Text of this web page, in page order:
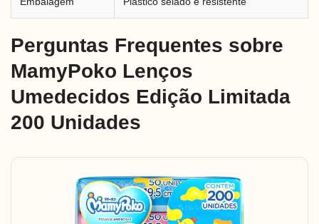
Perguntas Frequentes sobre
MamyPoko Lenços
Umedecidos Edição Limitada
200 Unidades